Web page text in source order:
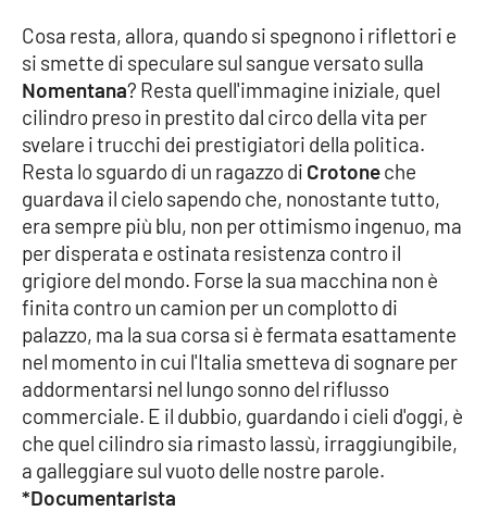
APP
Android
Apple
Cosa resta, allora, quando si spegnono i riflettori e
si smette di speculare sul sangue versato sulla
Nomentana? Resta quell'immagine iniziale, quel
cilindro preso in prestito dal circo della vita per
svelare i trucchi dei prestigiatori della politica.
Resta lo sguardo di un ragazzo di Crotoneche
guardava il cielo sapendo che, nonostante tutto,
era sempre più blu, non per ottimismo ingenuo, ma
per disperata e ostinata resistenza contro il
grigiore del mondo. Forse la sua macchina non è
finita contro un camion per un complotto di
palazzo, ma la sua corsa si è fermata esattamente
nel momento in cui l'Italia smetteva di sognare per
addormentarsi nel lungo sonno del riflusso
commerciale. E il dubbio, guardando i cieli d'oggi, è
che quel cilindro sia rimasto lassù, irraggiungibile,
a galleggiare sul vuoto delle nostre parole.
*Documentarista